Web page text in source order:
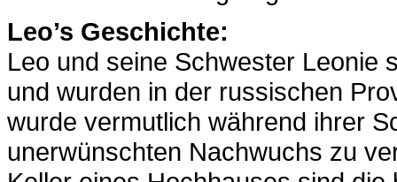
Leo’s Geschichte:
Leo und seine Schwester Leonie
und wurden in der russischen
wurde vermutlich während ihrer
unerwünschten Nachwuchs zu